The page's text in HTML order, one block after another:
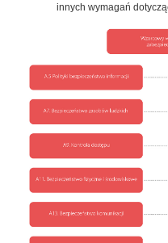
innych wymagań